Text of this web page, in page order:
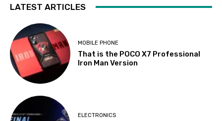
LATEST ARTICLES
MOBILE PHONE
That is the POCO X7 Professional
Iron Man Version
ELECTRONICS